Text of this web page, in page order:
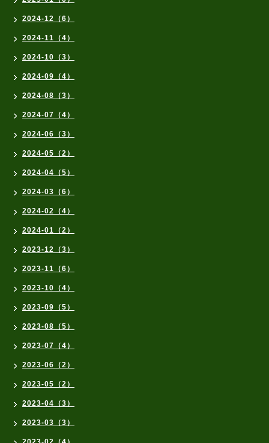
2024-12（6）
2024-11（4）
2024-10（3）
2024-09（4）
2024-08（3）
2024-07（4）
2024-06（3）
2024-05（2）
2024-04（5）
2024-03（6）
2024-02（4）
2024-01（2）
2023-12（3）
2023-11（6）
2023-10（4）
2023-09（5）
2023-08（5）
2023-07（4）
2023-06（2）
2023-05（2）
2023-04（3）
2023-03（3）